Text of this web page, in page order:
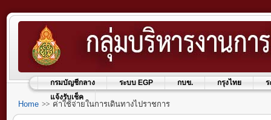
กรมบัญชีกลาง ระบบ EGP กบข. กรุงไทย
ร
แจ้งรับเช็ค
Home ค่าใช้จ่ายในการเดินทางไปราชการ